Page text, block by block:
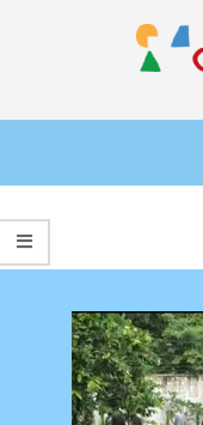
ART
CLASS
Primary
Menu